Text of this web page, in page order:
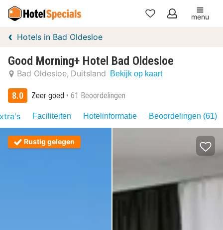
Mijn
menu
Hotels in Bad Oldesloe
Good Morning+ Hotel Bad Oldesloe
Bad Oldesloe Duitsland Bekijk op kaart
8.0 Zeer goed 61 Beoordelingen
Faciliteiten Hotelinformatie Beoordelingen (61)
Rustig gelegen